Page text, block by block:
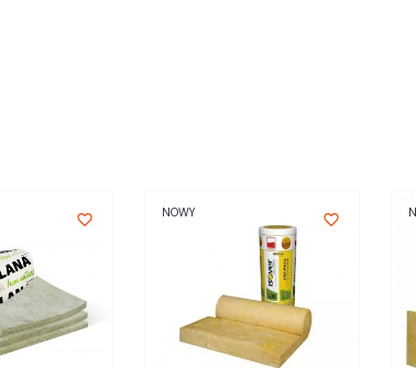
favorite_border NOWY favorite_border